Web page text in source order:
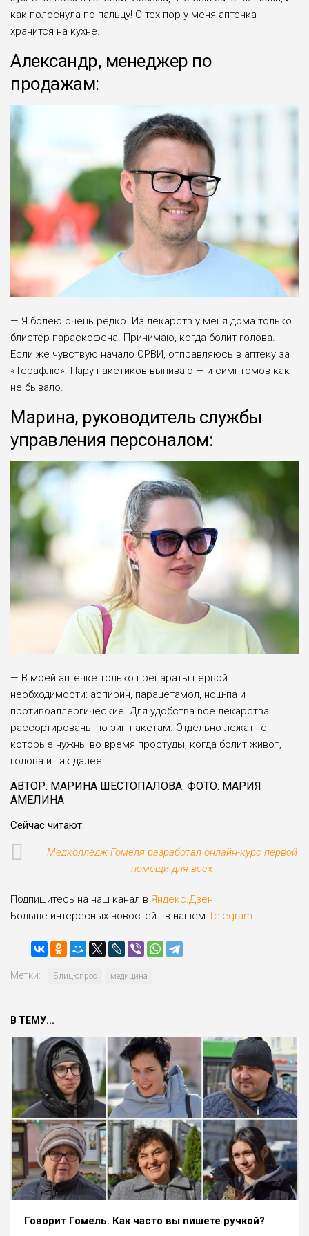
как полоснула по пальцу! С тех пор у меня аптечка
хранится на кухне.
Александр, менеджер по
продажам:
— Я болею очень редко. Из лекарств у меня до­ма только
блистер параскофена. Принимаю, когда болит голова.
Если же чувствую начало ОРВИ, от­правляюсь в аптеку за
«Терафлю». Пару пакетиков выпиваю — и симптомов как
не бывало.
Марина, руководитель службы
управления пер­соналом:
— В моей аптечке только препараты первой
необходимости: аспирин, парацетамол, нош-па и
противоаллергические. Для удобства все лекар­ства
рассортированы по зип-пакетам. Отдельно ле­жат те,
которые нужны во время простуды, когда болит живот,
голова и так далее.
АВТОР: МАРИНА ШЕСТОПАЛОВА. ФОТО: МАРИЯ
АМЕЛИНА
Сейчас читают:
Медколледж Гомеля разработал онлайн-курс первой
помощи для всех
Подпишитесь на наш канал в Яндекс.Дзен
Больше интересных новостей - в нашем Telegram
Метки: Блиц-опрос медицина
В ТЕМУ...
Говорит Гомель. Как часто вы пишете ручкой?